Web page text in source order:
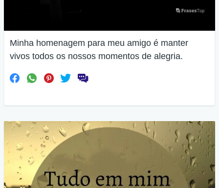
Minha homenagem para meu amigo é manter
vivos todos os nossos momentos de alegria.